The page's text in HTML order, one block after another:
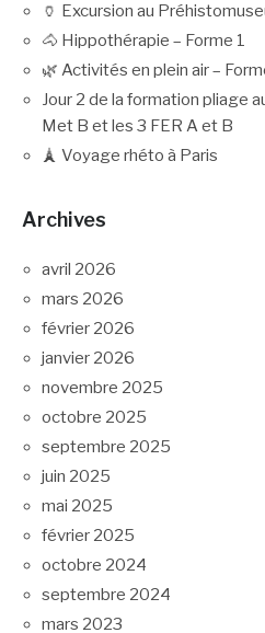
🏺 Excursion au
🐴 Hippothérapie – Forme 1
🌿 Activités en plein air –
Jour 2 de la formation pliage
Met B et les 3 FER A et B
🗼 Voyage rhéto à Paris
Archives
avril 2026
mars 2026
février 2026
janvier 2026
novembre 2025
octobre 2025
septembre 2025
juin 2025
mai 2025
février 2025
octobre 2024
septembre 2024
mars 2023